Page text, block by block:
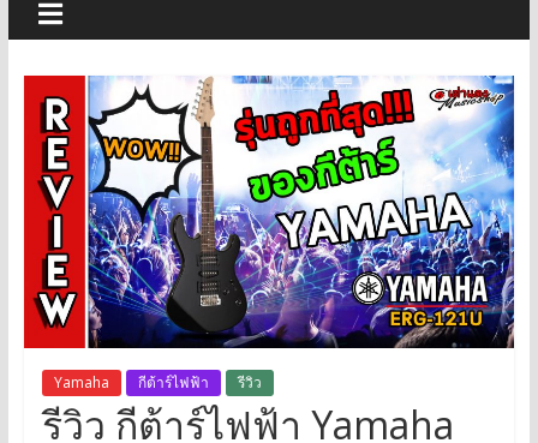
Yamaha กีต้าร์ไฟฟ้า รีวิว
รีวิว กีต้าร์ไฟฟ้า Yamaha